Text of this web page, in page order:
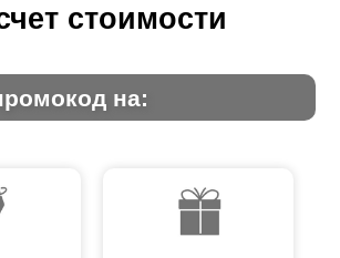
стоимости
на: